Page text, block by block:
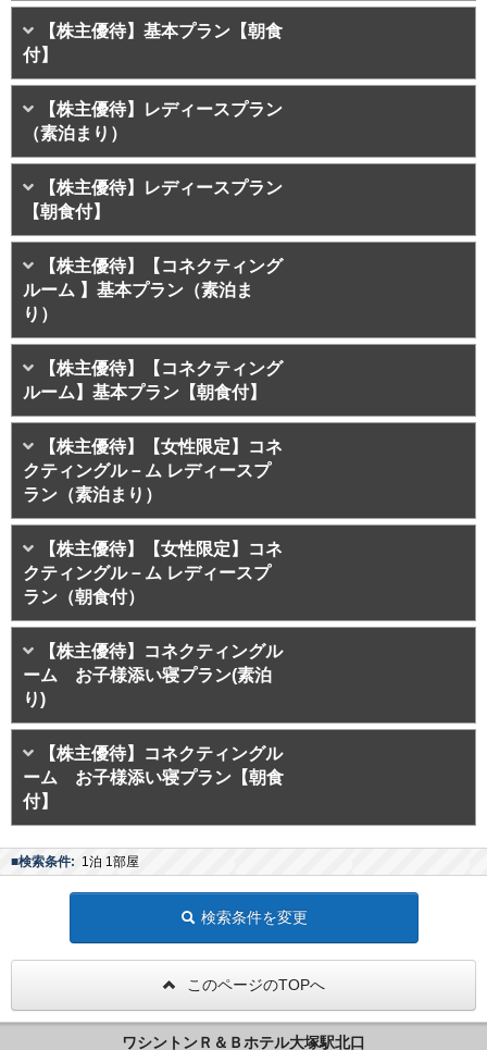
【株主優待】基本プラン【朝食
付】
【株主優待】レディースプラン
（素泊まり）
【株主優待】レディースプラン
【朝食付】
【株主優待】【コネクティング
ルーム 】基本プラン（素泊ま
り）
【株主優待】【コネクティング
ルーム】基本プラン【朝食付】
【株主優待】【女性限定】コネ
クティングル－ム レディースプ
ラン（素泊まり）
【株主優待】【女性限定】コネ
クティングル－ム レディースプ
ラン（朝食付）
【株主優待】コネクティングル
ーム お子様添い寝プラン(素泊
り)
【株主優待】コネクティングル
ーム お子様添い寝プラン【朝食
付】
■検索条件: 1泊 1部屋
検索条件を変更
このページのTOPへ
ワシントンＲ＆Ｂホテル大塚駅北口